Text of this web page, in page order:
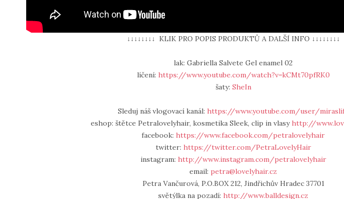
↓↓↓↓↓↓↓↓ KLIK PRO POPIS PRODUKTŮ A DALŠÍ INFO ↓↓↓↓↓↓↓↓
lak: Gabriella Salvete Gel enamel 02
líčení: https://www.youtube.com/watch?v=kCMt70pfRK0
šaty: SheIn
Sleduj náš vlogovací kanál: https://www.youtube.com/user/
eshop: štětce Petralovelyhair, kosmetika Sleek, clip in vlasyhttp://
facebook:https://www.facebook.com/petralovelyhair
twitter: https://twitter.com/PetraLovelyHair
instagram: http://www.instagram.com/petralovelyhair
email: petra@lovelyhair.cz
Petra Vančurová, P.O.BOX 212, Jindřichův Hradec 37701
světýlka na pozadí:http://www.balldesign.cz